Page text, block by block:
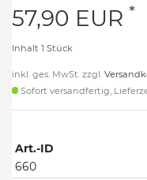
57,90 EUR *
Inhalt 1 Stück
inkl. ges. MwSt. zzgl.
Sofort versandfertig,
Art.-ID
660